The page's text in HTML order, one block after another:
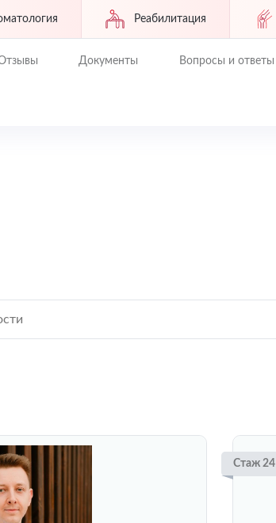
Реабилитация
Документы Вопросы и ответы
Стаж 24